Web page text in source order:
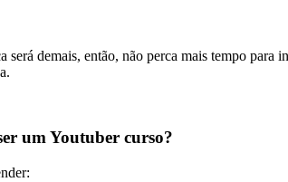
demais, então, não perca mais tempo
um Youtuber curso?